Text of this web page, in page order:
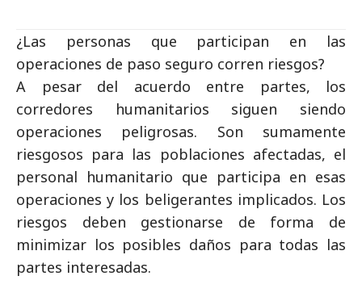
¿Las personas que participan en las
operaciones de paso seguro corren riesgos?
A pesar del acuerdo entre partes, los
corredores humanitarios siguen siendo
operaciones peligrosas. Son sumamente
riesgosos para las poblaciones afectadas, el
personal humanitario que participa en esas
operaciones y los beligerantes implicados. Los
riesgos deben gestionarse de forma de
minimizar los posibles daños para todas las
partes interesadas.